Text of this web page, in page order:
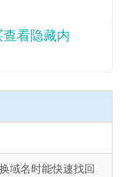
查看隐藏内
域名时能快速找回